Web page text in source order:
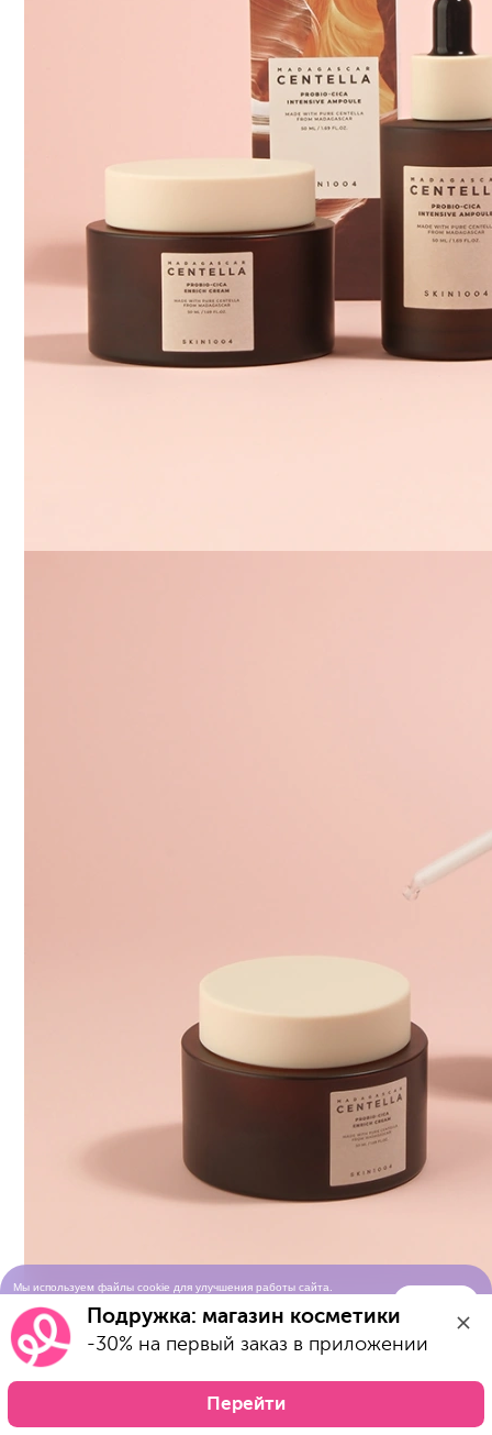
Мы используем файлы cookie для улучшения работы сайта.
использования cookie-файловПодружка: магазин косметики
-30% на первый заказ в приложении
Перейти